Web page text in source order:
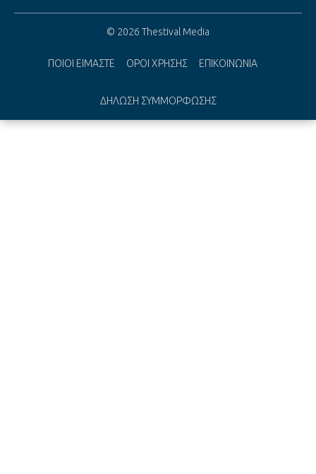
© 2026 Thestival Media
ΠΟΙΟΙ ΕΙΜΑΣΤΕ ΟΡΟΙ ΧΡΗΣΗΣ ΕΠΙΚΟΙΝΩΝΙΑ
ΔΗΛΩΣΗ ΣΥΜΜΟΡΦΩΣΗΣ